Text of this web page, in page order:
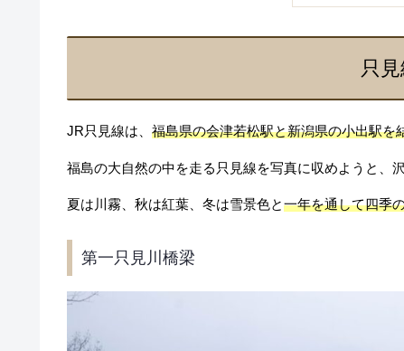
只
JR只見線は、 福島県の会津若松駅と新潟県の小出駅を
福島の大自然の中を走る只見線を写真に収めようと、
夏は川霧、秋は紅葉、冬は雪景色と一年を通して四季
第一只見川橋梁